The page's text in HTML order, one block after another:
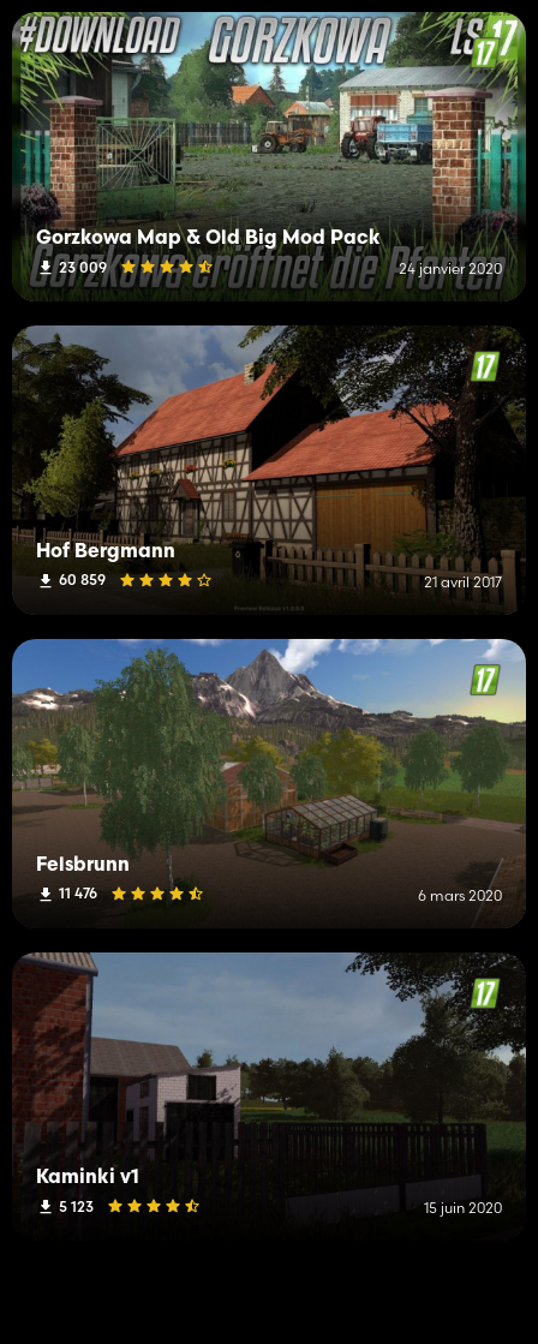
Gorzkowa Map & Old Big Mod Pack
23 009 24 janvier 2020
Hof Bergmann
60 859 21 avril 2017
Felsbrunn
11 476 6 mars 2020
Kaminki v1
5 123 15 juin 2020